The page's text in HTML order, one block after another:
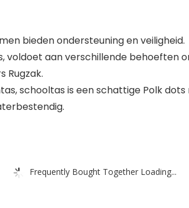
bieden ondersteuning en veiligheid.
voldoet aan verschillende behoeften
Rugzak.
schooltas is een schattige Polk
Frequently Bought Together Loading...